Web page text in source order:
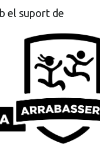
el suport de